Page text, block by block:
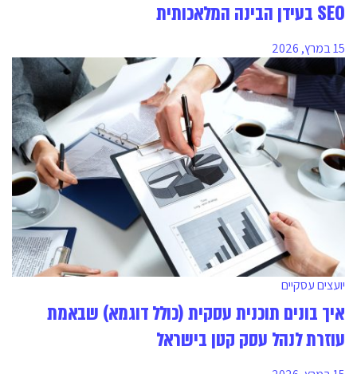
SEO בעידן הבינה המלאכותית
15 במרץ, 2026
יועצים עסקיים
איך בונים תוכנית עסקית (כולל דוגמא) שבאמת
עוזרת לנהל עסק קטן בישראל